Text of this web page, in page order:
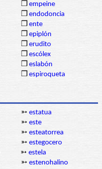
❒ empeine
❒ endodoncia
❒ ente
❒ epiplón
❒ erudito
❒ escólex
❒ eslabón
❒ espiroqueta
➳ estatua
➳ este
➳ esteatorrea
➳ estegocero
➳ estela
➳ estenohalino